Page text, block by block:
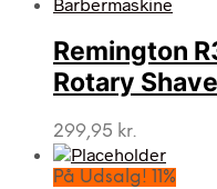
Remington
Rotary
299,95 kr.
På Udsalg! 11%